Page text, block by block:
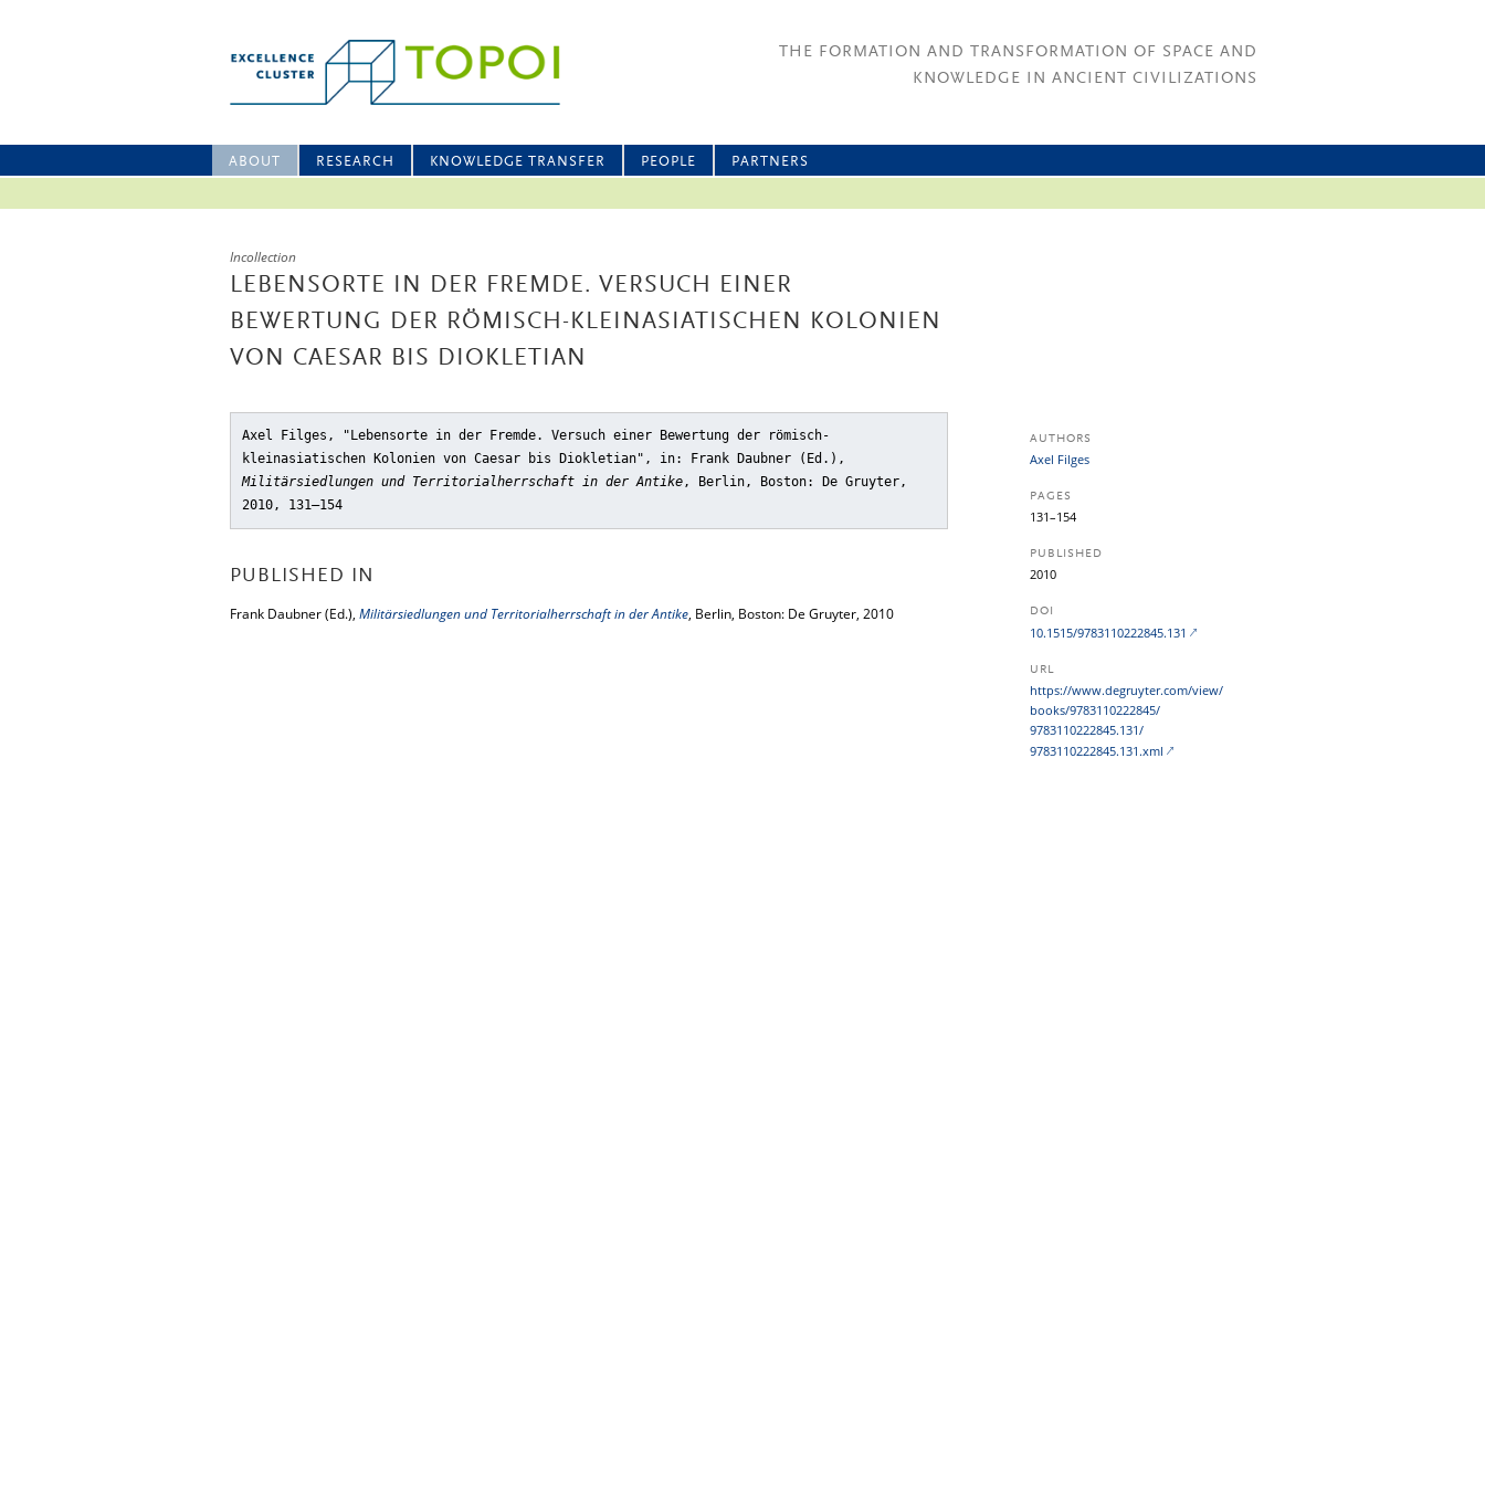
THE FORMATION AND TRANSFORMATION OF SPACE AND
KNOWLEDGE IN ANCIENT CIVILIZATIONS
ABOUT RESEARCH KNOWLEDGE TRANSFER PEOPLE PARTNERS
Incollection
LEBENSORTE IN DER FREMDE. VERSUCH EINER
BEWERTUNG DER RÖMISCH-KLEINASIATISCHEN KOLONIEN
VON CAESAR BIS DIOKLETIAN
Axel Filges, "Lebensorte in der Fremde. Versuch einer Bewertung der römisch-
kleinasiatischen Kolonien von Caesar bis Diokletian" , in: Frank Daubner (Ed.),
Militärsiedlungen und Territorialherrschaft in der Antike, Berlin, Boston: De Gruyter,
2010, 131–154
PUBLISHED IN
Frank Daubner (Ed.), Militärsiedlungen und Territorialherrschaft in der Antike, Berlin, Boston: De Gruyter, 2010
AUTHORS
Axel Filges
PAGES
131–154
PUBLISHED
2010
DOI
10.1515/9783110222845.131
URL
https:/​/​www.degruyter.com/​view/​
books/​9783110222845/​
9783110222845.131/​
9783110222845.131.xml